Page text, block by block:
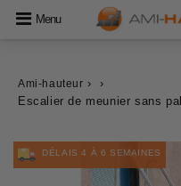
Menu
Ami-hauteur ›
›
Escalier de meunier sans
DÉLAIS 4 À 6 SEMAINES